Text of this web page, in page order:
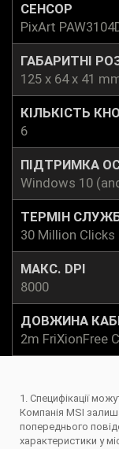
СЕНСОР
PixArt
ГАБАРИТНІ
125 x 64 x 41
КІЛЬКІСТЬ
6
ПІДТРИМКА
Windows 10
ТЕРМІН
30 Million Clicks
МАКС. DPI
8000
ДОВЖИНА
2m FriXionFree
1. Специфікації
Компанія MSI
попереднього
характеристики у